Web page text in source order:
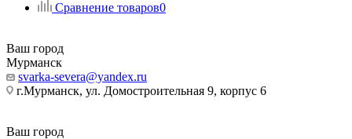
Сравнение товаров0
Ваш город
Мурманск
svarka-severa@yandex.ru
г.Мурманск, ул. Домостроительная 9, корпус 6
Ваш город